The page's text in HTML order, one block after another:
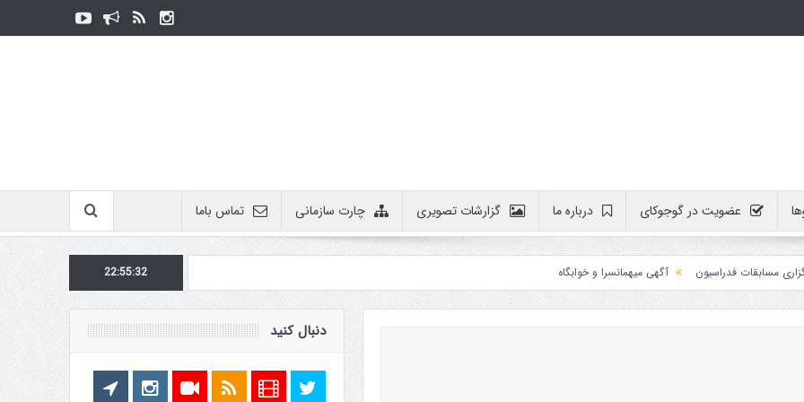
عضویت در گوجوکای درباره ما گزارشات تصویری چارت سازمانی تماس باما
فدراسیون آگهی میهمانسرا و خوابگاه 22:55:33
دنبال کنید